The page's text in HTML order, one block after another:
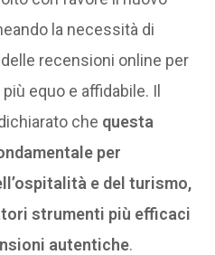
la necessità di
recensioni online per
equo e affidabile. Il
che questa
per
e del turismo,
strumenti più efficaci
autentiche.